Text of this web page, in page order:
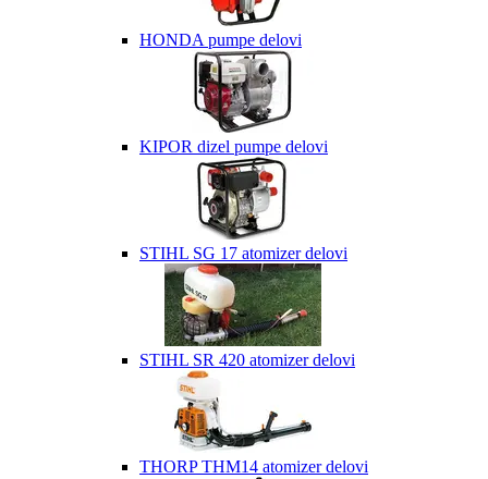
HONDA pumpe delovi
KIPOR dizel pumpe delovi
STIHL SG 17 atomizer delovi
STIHL SR 420 atomizer delovi
THORP THM14 atomizer delovi